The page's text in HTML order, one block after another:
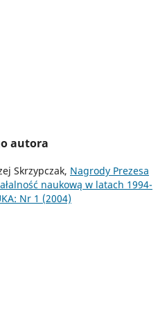
autora
Skrzypczak, Nagrody Prezesa
naukową w latach 1994-
Nr 1 (2004)